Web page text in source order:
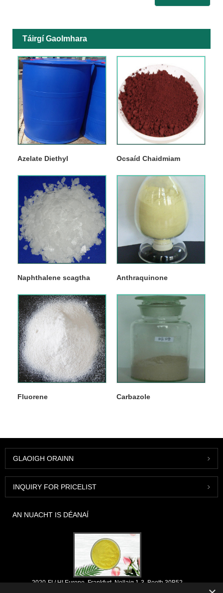
Táirgí Gaolmhara
Azelate Diethyl Ocsaíd Chaidmiam
Naphthalene scagtha Anthraquinone
Fluorene Carbazole
GLAOIGH ORAINN
INQUIRY FOR PRICELIST
AN NUACHT IS DÉANAÍ
2020-FI / HI Europe, Frankfurt, Nollaig 1-3, Booth 30B52